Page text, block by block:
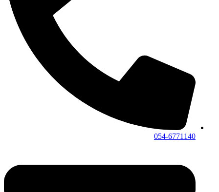
054-6771140